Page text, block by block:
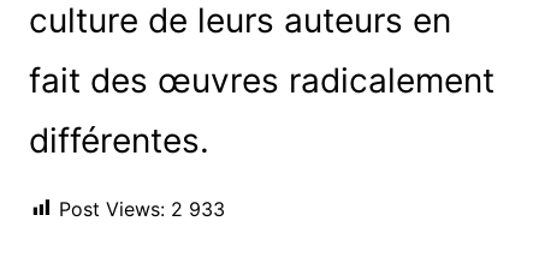
culture de leurs auteurs en
fait des œuvres radicalement
différentes.
Post Views: 2 933